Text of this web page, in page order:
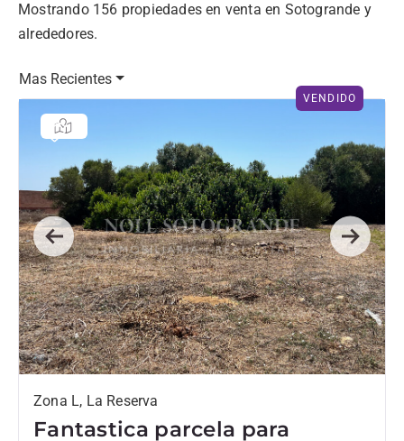
Mostrando 156 propiedades en venta en Sotogrande y
alrededores.
Mas Recientes
Previous Next
VENDIDO
Zona L, La Reserva
Fantastica parcela para